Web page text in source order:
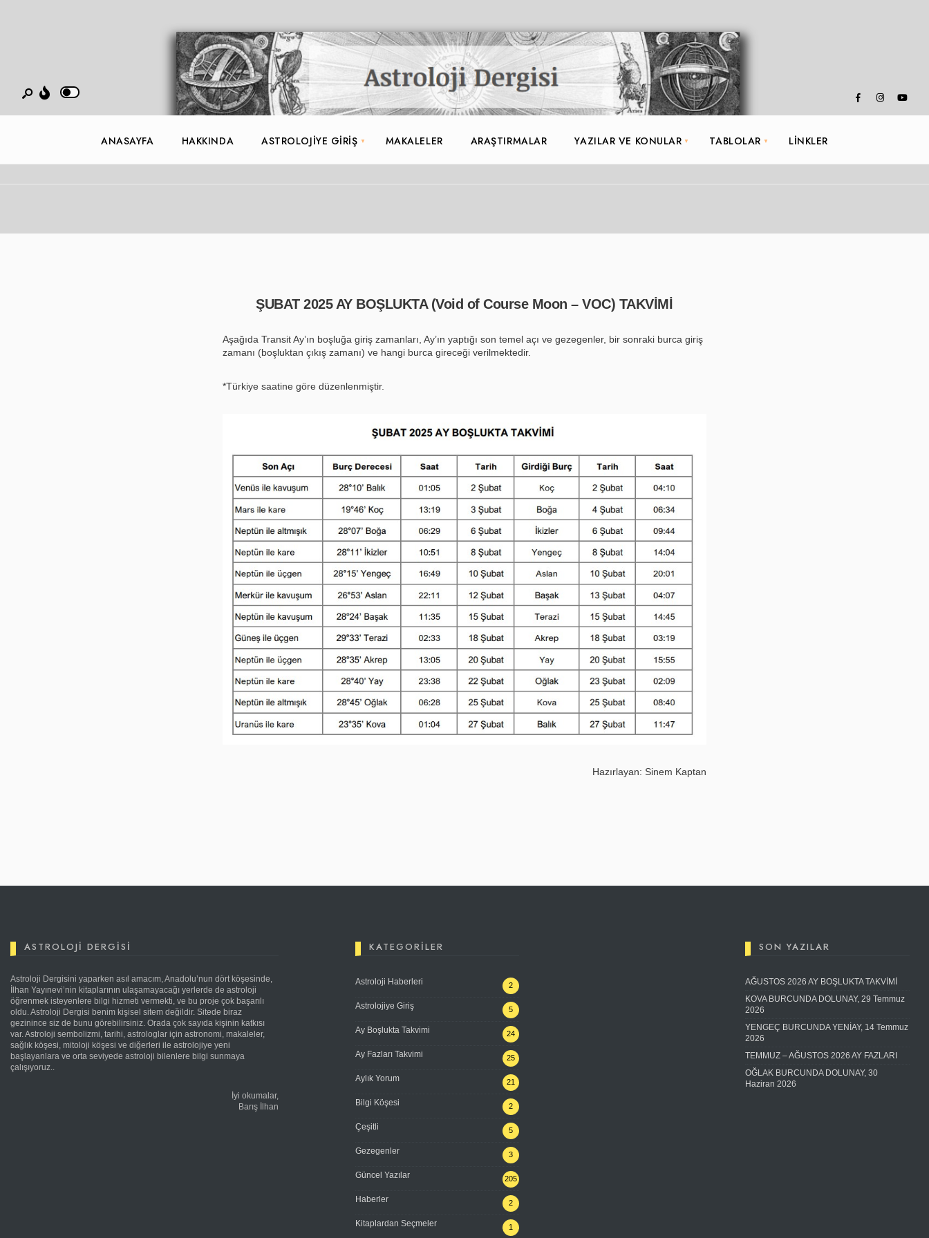
ANASAYFA HAKKINDA ASTROLOJIYE GIRIŞ MAKALELER ARAŞTIRMALAR YAZILAR VE KONULAR TABLOLAR LINKLER
ŞUBAT 2025 AY BOŞLUKTA (Void of Course Moon – VOC) TAKVİMİ
Aşağıda Transit Ay’ın boşluğa giriş zamanları, Ay’ın yaptığı son temel açı ve gezegenler, bir sonraki burca giriş
zamanı (boşluktan çıkış zamanı) ve hangi burca gireceği verilmektedir.
*Türkiye saatine göre düzenlenmiştir.
Hazırlayan: Sinem Kaptan
ASTROLOJI DERGISI
Astroloji Dergisini yaparken asıl amacım, Anadolu’nun dört köşesinde,
İlhan Yayınevi’nin kitaplarının ulaşamayacağı yerlerde de astroloji
öğrenmek isteyenlere bilgi hizmeti vermekti, ve bu proje çok başarılı
oldu. Astroloji Dergisi benim kişisel sitem değildir. Sitede biraz
gezinince siz de bunu görebilirsiniz. Orada çok sayıda kişinin katkısı
var. Astroloji sembolizmi, tarihi, astrologlar için astronomi, makaleler,
sağlık köşesi, mitoloji köşesi ve diğerleri ile astrolojiye yeni
başlayanlara ve orta seviyede astroloji bilenlere bilgi sunmaya
çalışıyoruz..
İyi okumalar,
Barış İlhan
KATEGORILER
Astroloji Haberleri 2
Astrolojiye Giriş 5
Ay Boşlukta Takvimi 24
Ay Fazları Takvimi 25
Aylık Yorum 21
Bilgi Köşesi 2
Çeşitli 5
Gezegenler 3
Güncel Yazılar 205
Haberler 2
Kitaplardan Seçmeler 1
SON YAZILAR
AĞUSTOS 2026 AY BOŞLUKTA TAKVİMİ
KOVA BURCUNDA DOLUNAY, 29 Temmuz
2026
YENGEÇ BURCUNDA YENİAY, 14 Temmuz
2026
TEMMUZ – AĞUSTOS 2026 AY FAZLARI
OĞLAK BURCUNDA DOLUNAY, 30
Haziran 2026